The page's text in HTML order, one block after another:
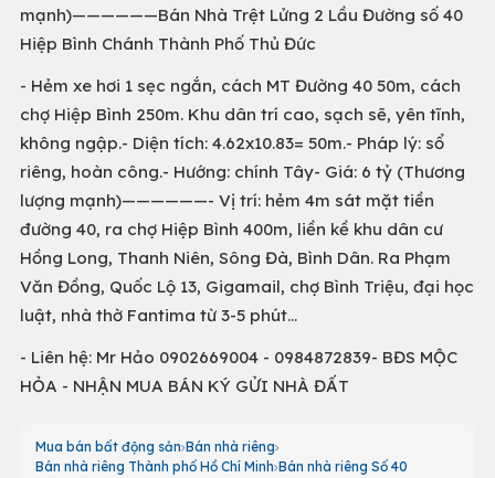
mạnh)——————Bán Nhà Trệt Lửng 2 Lầu Đường số 40
Hiệp Bình Chánh Thành Phố Thủ Đức
- Hẻm xe hơi 1 sẹc ngắn, cách MT Đường 40 50m, cách
chợ Hiệp Bình 250m. Khu dân trí cao, sạch sẽ, yên tĩnh,
không ngập.- Diện tích: 4.62x10.83= 50m.- Pháp lý: sổ
riêng, hoàn công.- Hướng: chính Tây- Giá: 6 tỷ (Thương
lượng mạnh)——————- Vị trí: hẻm 4m sát mặt tiền
đường 40, ra chợ Hiệp Bình 400m, liền kề khu dân cư
Hồng Long, Thanh Niên, Sông Đà, Bình Dân. Ra Phạm
Văn Đồng, Quốc Lộ 13, Gigamail, chợ Bình Triệu, đại học
luật, nhà thờ Fantima từ 3-5 phút...
- Liên hệ: Mr Hảo 0902669004 - 0984872839- BĐS MỘC
HỎA - NHẬN MUA BÁN KÝ GỬI NHÀ ĐẤT
Mua bán bất động sản Bán nhà riêng
Bán nhà riêng Thành phố Hồ Chí Minh Bán nhà riêng Số 40